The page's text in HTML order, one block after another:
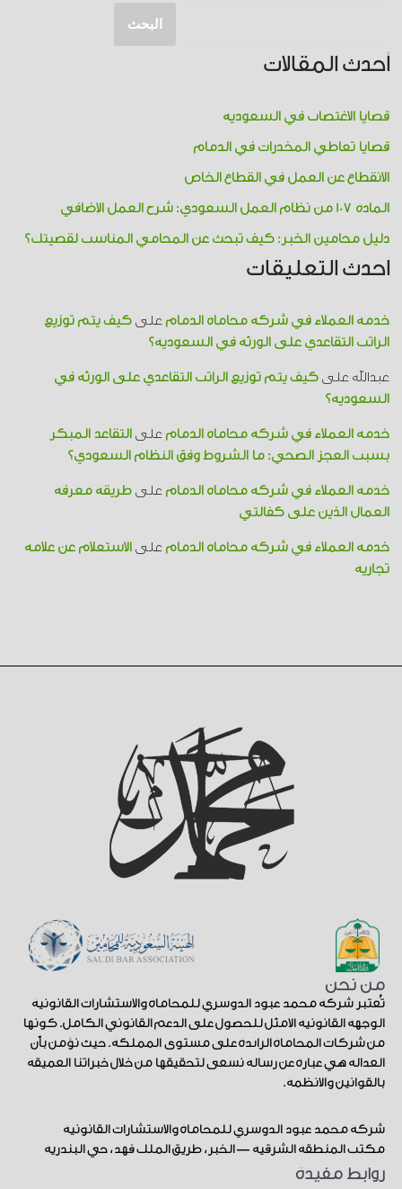
البحث
أحدث المقالات
قضايا الاغتصاب في السعودية
قضايا تعاطي المخدرات​ في الدمام
الانقطاع عن العمل في القطاع الخاص
المادة 107 من نظام العمل السعودي: شرح العمل الإضافي
دليل محامين الخبر: كيف تبحث عن المحامي المناسب لقضيتك؟
احدث التعليقات
خدمة العملاء في شركة محاماة الدمام علىكيف يتم توزيع
الراتب التقاعدي على الورثة في السعودية؟
عبدالله علىكيف يتم توزيع الراتب التقاعدي على الورثة في
السعودية؟
خدمة العملاء في شركة محاماة الدمام على التقاعد المبكر
بسبب العجز الصحي: ما الشروط وفق النظام السعودي؟
خدمة العملاء في شركة محاماة الدمام علىطريقة معرفة
العمال الذين على كفالتي
خدمة العملاء في شركة محاماة الدمام على الاستعلام عن علامة
تجارية
من نحن
تُعتبر شركة محمد عبود الدوسري للمحاماة والاستشارات القانونية
الوجهة القانونية الأمثل للحصول على الدعم القانوني الكامل. كونها
من شركات المحاماة الرائدة على مستوى المملكة. حيث نؤمن بأن
العدالة هي عبارة عن رسالة نسعى لتحقيقها من خلال خبراتنا العميقة
بالقوانين والأنظمة.
شركة محمد عبود الدوسري للمحاماة والاستشارات القانونية
مكتب المنطقة الشرقية — الخبر، طريق الملك فهد، حي البندرية
روابط مفيدة